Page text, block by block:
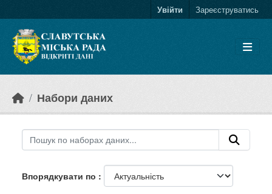
Увійти Зареєструватись
Набори даних
Впорядкувати по